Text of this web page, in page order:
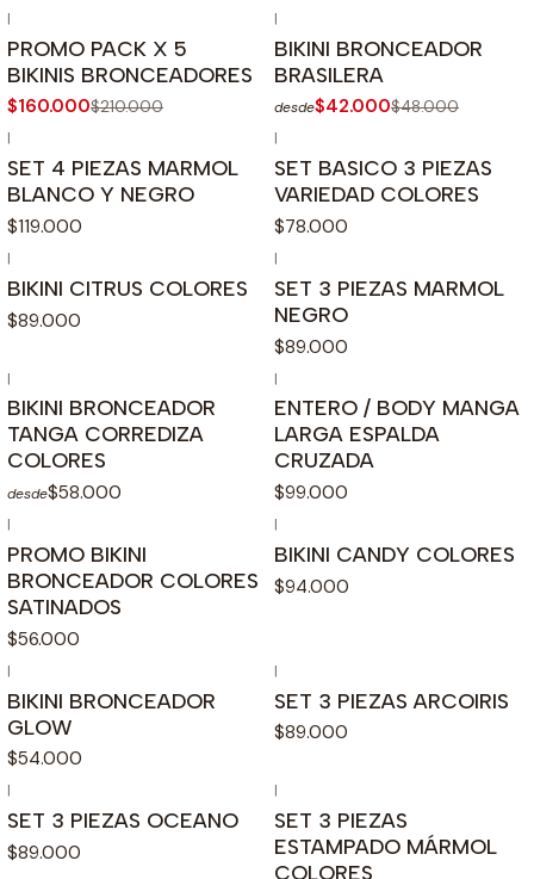
|
PROMO PACK X 5
BIKINIS BRONCEADORES
$160.000$210.000
|
BIKINI BRONCEADOR
BRASILERA
desde$42.000$48.000
|
SET 4 PIEZAS MARMOL
BLANCO Y NEGRO
$119.000
|
SET BASICO 3 PIEZAS
VARIEDAD COLORES
$78.000
|
BIKINI CITRUS COLORES
$89.000
|
SET 3 PIEZAS MARMOL
NEGRO
$89.000
|
BIKINI BRONCEADOR
TANGA CORREDIZA
COLORES
desde$58.000
|
ENTERO / BODY MANGA
LARGA ESPALDA
CRUZADA
$99.000
|
PROMO BIKINI
BRONCEADOR COLORES
SATINADOS
$56.000
|
BIKINI CANDY COLORES
$94.000
|
BIKINI BRONCEADOR
GLOW
$54.000
|
SET 3 PIEZAS ARCOIRIS
$89.000
|
SET 3 PIEZAS OCEANO
$89.000
|
SET 3 PIEZAS
ESTAMPADO MÁRMOL
COLORES